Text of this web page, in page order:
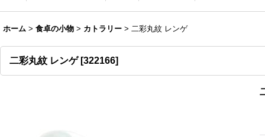
ホーム > 食卓の小物 > カトラリー > 二彩丸紋 レンゲ
二彩丸紋 レンゲ [322166]